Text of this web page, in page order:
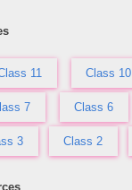
11 Class 10
7 Class 6
3 Class 2